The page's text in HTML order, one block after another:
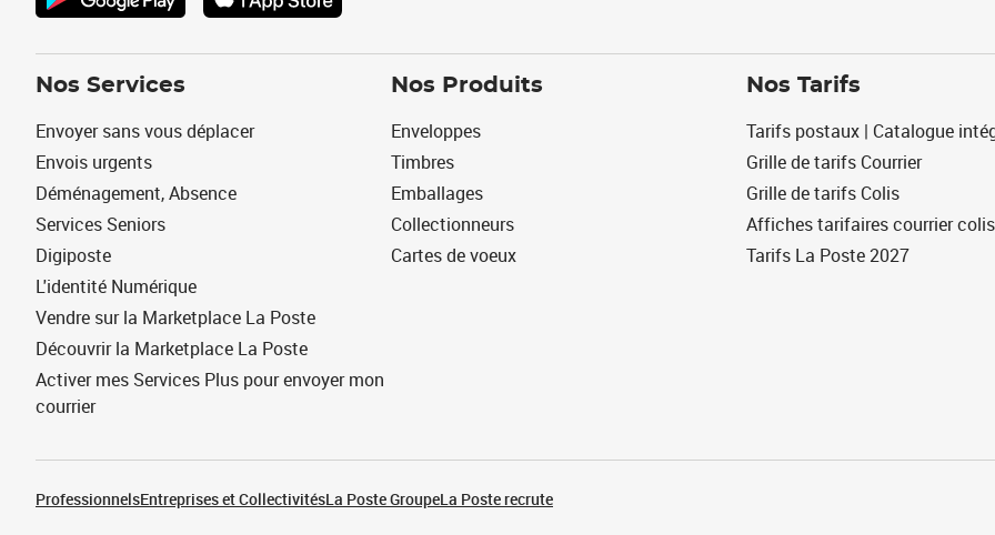
Nos Services
Envoyer sans vous déplacer
Envois urgents
Déménagement, Absence
Services Seniors
Digiposte
L'identité Numérique
Vendre sur la Marketplace La Poste
Découvrir la Marketplace La Poste
Activer mes Services Plus pour envoyer mon
courrier
Nos Produits
Enveloppes
Timbres
Emballages
Collectionneurs
Cartes de voeux
Nos Tarifs
Tarifs postaux | Catalogue
Grille de tarifs Courrier
Grille de tarifs Colis
Affiches tarifaires courrier colis
Tarifs La Poste 2027
ProfessionnelsEntreprises et CollectivitésLa Poste GroupeLa Poste recrute